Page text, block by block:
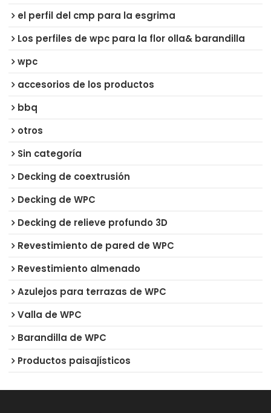
el perfil del cmp para la esgrima
Los perfiles de wpc para la flor olla& barandilla
wpc
accesorios de los productos
bbq
otros
Sin categoría
Decking de coextrusión
Decking de WPC
Decking de relieve profundo 3D
Revestimiento de pared de WPC
Revestimiento almenado
Azulejos para terrazas de WPC
Valla de WPC
Barandilla de WPC
Productos paisajísticos